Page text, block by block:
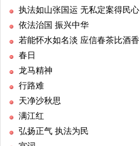
执法如山张国运 无私定案得民心
依法治国 振兴中华
若能怀水如名淡 应信春茶比酒香
春日
龙马精神
行路难
天净沙秋思
满江红
弘扬正气 执法为民